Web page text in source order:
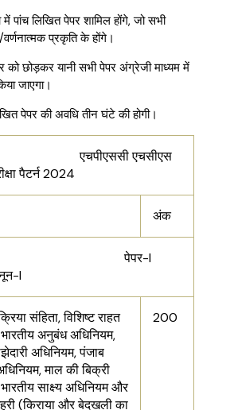
में पांच लिखित पेपर शामिल होंगे, जो सभी
प्रकृति के होंगे।
को छोड़कर यानी सभी पेपर अंग्रेजी माध्यम में
जाएगा।
पेपर की अवधि तीन घंटे की होगी।
एचसीएस
पैटर्न 2024
अंक
l
l
संहिता, विशिष्ट राहत
अनुबंध अधिनियम,
अधिनियम, पंजाब
माल की बिक्री
साक्ष्य अधिनियम और
(किराया और बेदखली का
200